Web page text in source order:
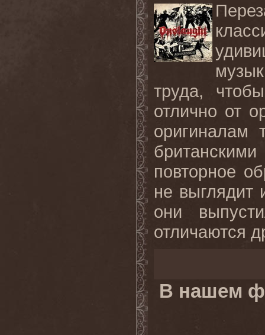
труда,
отлично от
оригиналам
повторное
не выглядит
они
отличаются
В нашем